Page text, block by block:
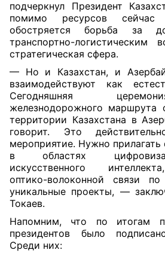
подчеркнул Президент
помимо ресурсов
обостряется борьба за
транспортно-логистическим
стратегическая сфера.
— Но и Казахстан, и
взаимодействуют как
Сегодняшняя
железнодорожного маршрута
территории Казахстана в
говорит. Это
мероприятие. Нужно
в областях
искусственного
оптико-волоконной связи
уникальные проекты, —
Токаев.
Напомним, что по итогам
президентов было
Среди них: